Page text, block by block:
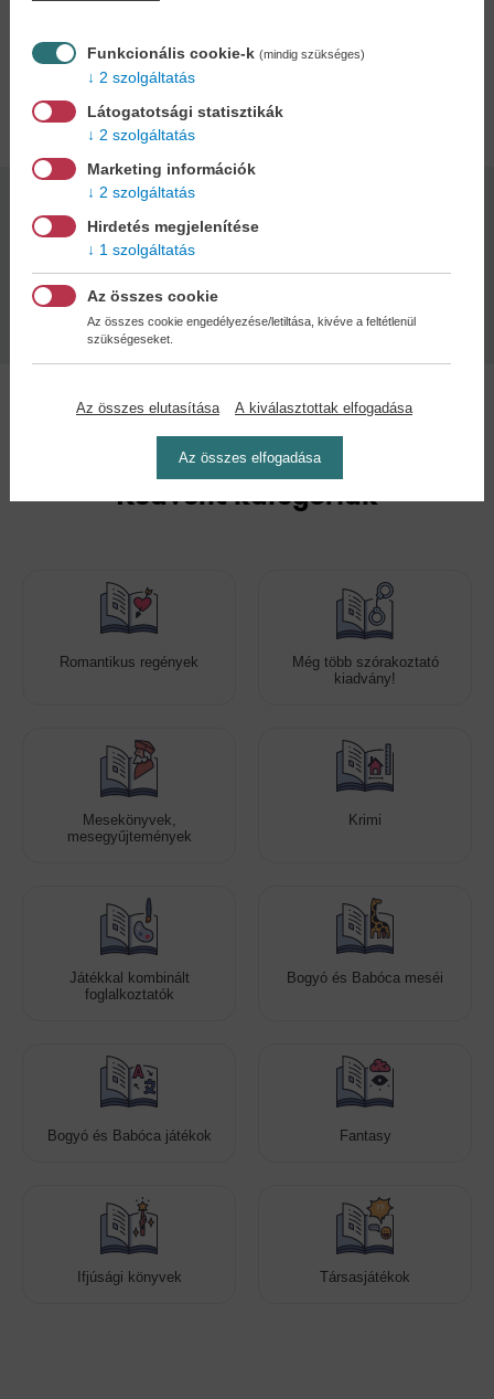
Adatok
keménytábla
Kiadás dátuma:
2017
Kedvenc kategóriák
Romantikus regények
Még több szórakoztató
kiadvány!
Mesekönyvek,
mesegyűjtemények
Krimi
Játékkal kombinált
foglalkoztatók
Bogyó és Babóca meséi
Bogyó és Babóca játékok Fantasy
Ifjúsági könyvek Társasjátékok
Funkcionális cookie-k (mindig szükséges)
2 szolgáltatás
Látogatotsági statisztikák
2 szolgáltatás
Marketing információk
2 szolgáltatás
Hirdetés megjelenítése
1 szolgáltatás
Az összes cookie
Az összes cookie engedélyezése/letiltása, kivéve a feltétlenül
szükségeseket.
Az összes elutasítása A kiválasztottak elfogadása
Az összes elfogadása